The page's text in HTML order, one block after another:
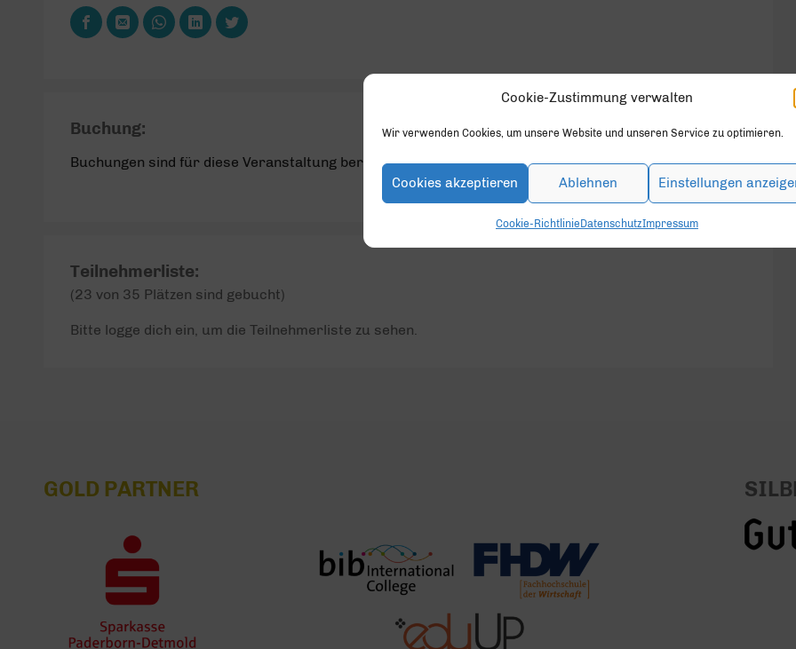
Cookie-Zustimmung verwalten
Wir verwenden Cookies, um unsere Website und unseren Service zu optimieren.
Cookies akzeptieren Ablehnen Einstellungen
Cookie-RichtlinieDatenschutzImpressum
Buchung:
Buchungen sind für diese Veranstaltung bereits geschlossen.
Teilnehmerliste:
(23 von 35 Plätzen sind gebucht)
Bitte logge dich ein, um die Teilnehmerliste zu sehen.
GOLD PARTNER